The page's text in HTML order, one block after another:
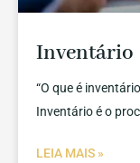
Inventário
“O que é
Inventário é o
LEIA MAIS »